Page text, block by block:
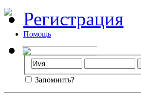
Регистрация
Помощь
Запомнить?